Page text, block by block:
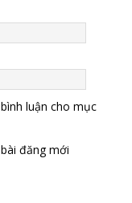
luận cho mục
đăng mới